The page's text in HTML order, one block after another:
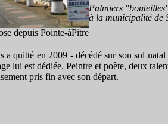
depuis Pointe-àPitre
Palmiers
à la municipalité de
a quitté en 2009 - décédé sur son sol
lui est dédiée. Peintre et poète, deux
pris fin avec son départ.